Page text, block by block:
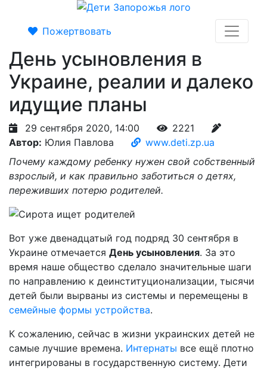
Пожертвовать
День усыновления в
Украине, реалии и далеко
идущие планы
29 сентября 2020, 14:00
2221
Автор: Юлия Павлова
www.deti.zp.ua
Почему каждому ребенку нужен свой собственный
взрослый, и как правильно заботиться о детях,
переживших потерю родителей.
Вот уже двенадцатый год подряд 30 сентября в
Украине отмечается День усыновления. За это
время наше общество сделало значительные шаги
по направлению к деинституционализации, тысячи
детей были вырваны из системы и перемещены в
семейные формы устройства.
К сожалению, сейчас в жизни украинских детей не
самые лучшие времена. Интернаты все ещё плотно
интегрированы в государственную систему. Дети